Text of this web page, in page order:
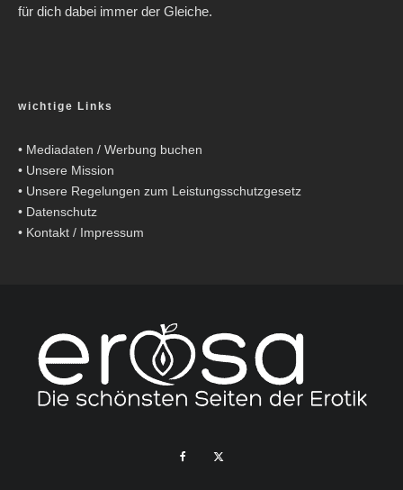
für dich dabei immer der Gleiche.
wichtige Links
• Mediadaten / Werbung buchen
• Unsere Mission
• Unsere Regelungen zum Leistungsschutzgesetz
• Datenschutz
• Kontakt / Impressum